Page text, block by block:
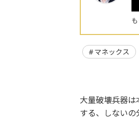
マネックス
大量破壊兵器
する、しない